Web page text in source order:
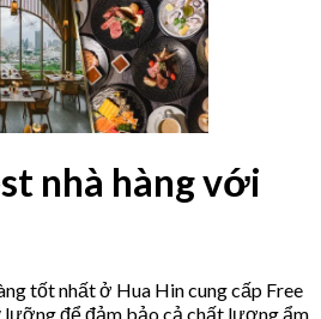
nhà hàng với
tốt nhất ở Hua Hin cung cấp Free
để đảm bảo cả chất lượng ẩm